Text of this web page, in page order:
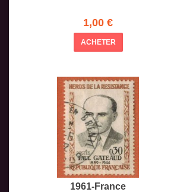
1,00 €
ACHETER
1961-France